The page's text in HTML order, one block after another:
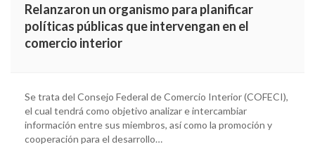
Relanzaron un organismo para planificar
políticas públicas que intervengan en el
comercio interior
Se trata del Consejo Federal de Comercio Interior (COFECI),
el cual tendrá como objetivo analizar e intercambiar
información entre sus miembros, así como la promoción y
cooperación para el desarrollo…